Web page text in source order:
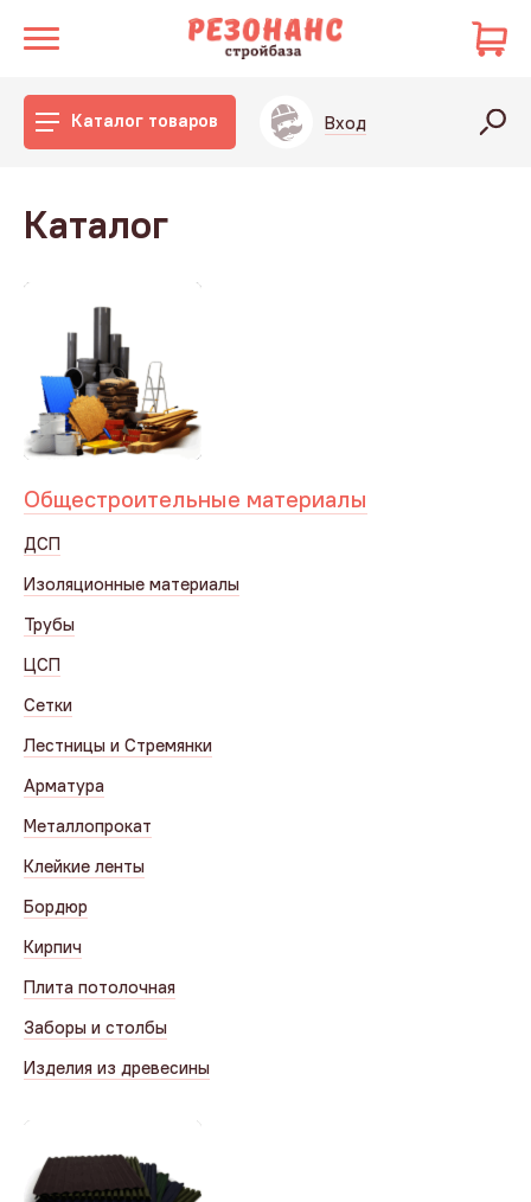
Каталог товаров Вход
Каталог
Общестроительные материалы
ДСП
Изоляционные материалы
Трубы
ЦСП
Сетки
Лестницы и Стремянки
Арматура
Металлопрокат
Клейкие ленты
Бордюр
Кирпич
Плита потолочная
Заборы и столбы
Изделия из древесины